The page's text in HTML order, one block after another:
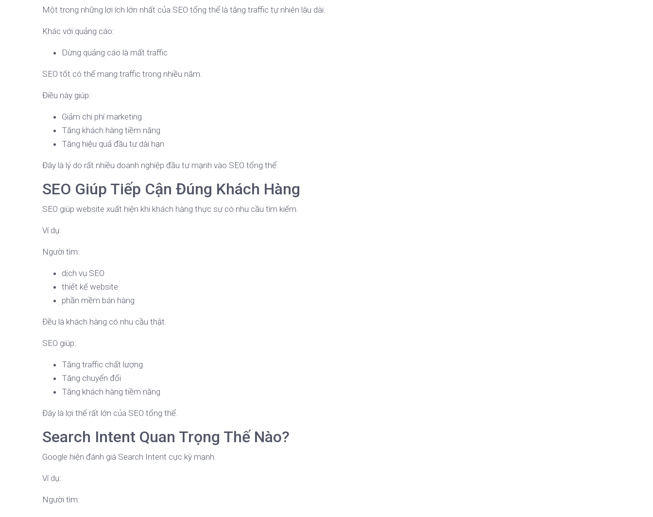
Một trong những lợi ích lớn nhất của SEO tổng thể là tăng traffic tự nhiên lâu dài.
Khác với quảng cáo:
Dừng quảng cáo là mất traffic
SEO tốt có thể mang traffic trong nhiều năm.
Điều này giúp:
Giảm chi phí marketing
Tăng khách hàng tiềm năng
Tăng hiệu quả đầu tư dài hạn
Đây là lý do rất nhiều doanh nghiệp đầu tư mạnh vào SEO tổng thể.
SEO Giúp Tiếp Cận Đúng Khách Hàng
SEO giúp website xuất hiện khi khách hàng thực sự có nhu cầu tìm kiếm.
Ví dụ:
Người tìm:
dịch vụ SEO
thiết kế website
phần mềm bán hàng
Đều là khách hàng có nhu cầu thật.
SEO giúp:
Tăng traffic chất lượng
Tăng chuyển đổi
Tăng khách hàng tiềm năng
Đây là lợi thế rất lớn của SEO tổng thể.
Search Intent Quan Trọng Thế Nào?
Google hiện đánh giá Search Intent cực kỳ mạnh.
Ví dụ:
Người tìm: